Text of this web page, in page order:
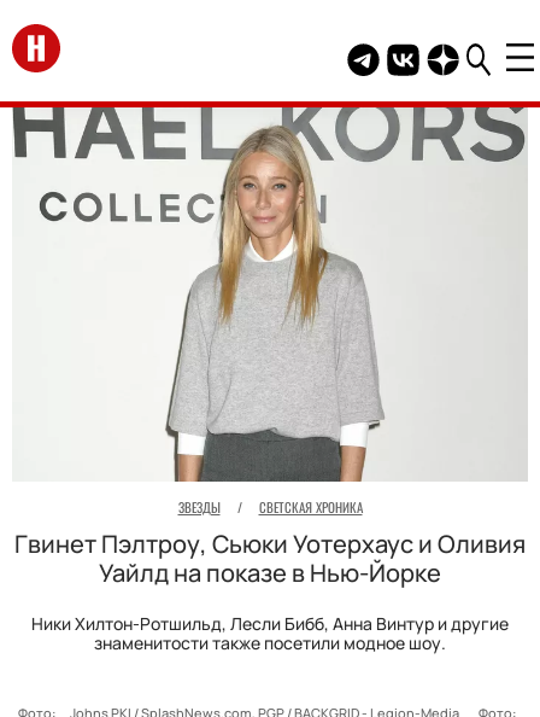
Перейти на главную
Telegram канал
Группа HELLO
Канал
ЗВЕЗДЫ / СВЕТСКАЯ ХРОНИКА
Гвинет Пэлтроу, Сьюки Уотерхаус и Оливия
Уайлд на показе в Нью-Йорке
Ники Хилтон-Ротшильд, Лесли Бибб, Анна Винтур и другие
знаменитости также посетили модное шоу.
Фото: Johns PKI / SplashNews.com, PGP / BACKGRID - Legion-Media
Фото: